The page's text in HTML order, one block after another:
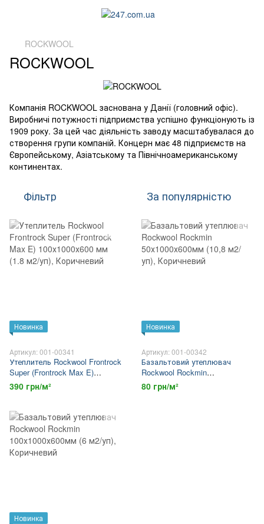
ROCKWOOL
ROCKWOOL
Компанія ROCKWOOL заснована у Данії (головний офіс).
Виробничі потужності підприємства успішно функціонують із
1909 року. За цей час діяльність заводу масштабувалася до
створення групи компаній. Концерн має 48 підприємств на
Європейському, Азіатському та Північноамериканському
континентах.
Фільтр За популярністю
Новинка
Артикул: 001-00341
Утеплитель Rockwool Frontrock
Super (Frontrock Max E)
100х1000х600 мм (1.8 м2/уп)
390 грн/м²
Новинка
Артикул: 001-00342
Базальтовий утеплювач
Rockwool Rockmin
50х1000х600мм (10,8 м2/уп)
80 грн/м²
Новинка